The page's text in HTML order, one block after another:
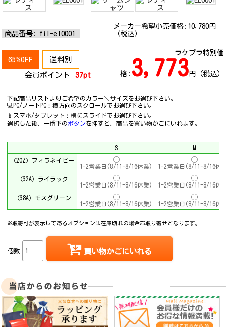
商品番号: fil-el0001
メーカー希望小売価格: 10,780円
（税込）
65%OFF 送料別
会員ポイント 37pt
ラケプラ特別価
格: 3,773円（税込）
下記商品リストよりご希望のカラー＼サイズをお選び下さい。
💻PC/ノートPC︰横方向のスクロールでお選び下さい。
📱スマホ/タブレット︰横にスライドでお選び下さい。
選択した後、一番下のボタンを押すと、商品を買い物かごにいれます。
S M
（20Z）フィラネイビー
1-2営業日(8/11-8/16休業)
1-2営業日(8/11-8/16休
（32A）ライラック
1-2営業日(8/11-8/16休業)
1-2営業日(8/11-8/16休
（38A）モスグリーン
1-2営業日(8/11-8/16休業)
1-2営業日(8/11-8/16休
※取寄可が表示してあるオプションは在庫切れの場合お取り寄せとなります。
個数 買い物かごにいれる